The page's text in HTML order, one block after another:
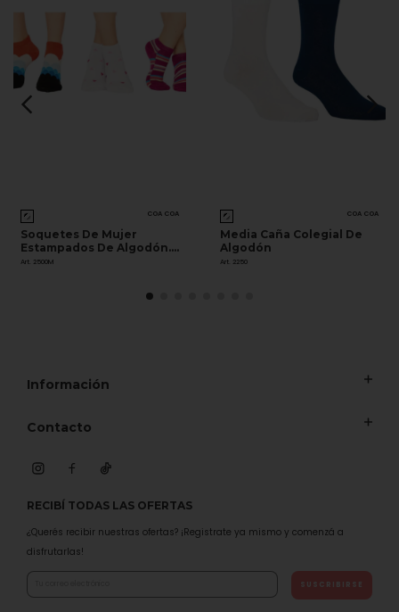
COA COA
Soquetes De Mujer
Estampados De Algodón.
Colores Surtidos Según
Art. 2500M
COA COA
Media Caña Colegial De
Algodón
Art. 2250
Información
Contacto
RECIBÍ TODAS LAS OFERTAS
¿Querés recibir nuestras ofertas? ¡Registrate ya mismo y comenzá a
disfrutarlas!